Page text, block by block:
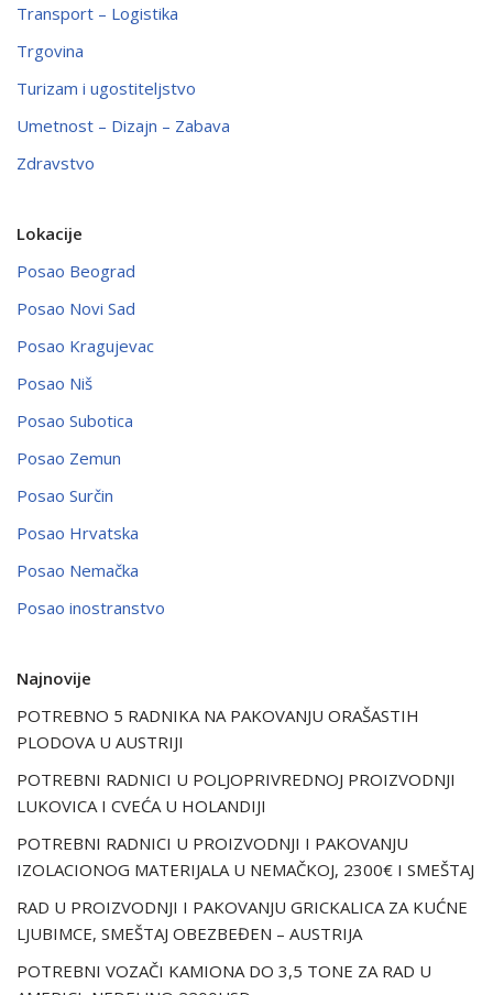
Transport – Logistika
Trgovina
Turizam i ugostiteljstvo
Umetnost – Dizajn – Zabava
Zdravstvo
Lokacije
Posao Beograd
Posao Novi Sad
Posao Kragujevac
Posao Niš
Posao Subotica
Posao Zemun
Posao Surčin
Posao Hrvatska
Posao Nemačka
Posao inostranstvo
Najnovije
POTREBNO 5 RADNIKA NA PAKOVANJU ORAŠASTIH
PLODOVA U AUSTRIJI
POTREBNI RADNICI U POLJOPRIVREDNOJ PROIZVODNJI
LUKOVICA I CVEĆA U HOLANDIJI
POTREBNI RADNICI U PROIZVODNJI I PAKOVANJU
IZOLACIONOG MATERIJALA U NEMAČKOJ, 2300€ I SMEŠTAJ
RAD U PROIZVODNJI I PAKOVANJU GRICKALICA ZA KUĆNE
LJUBIMCE, SMEŠTAJ OBEZBEĐEN – AUSTRIJA
POTREBNI VOZAČI KAMIONA DO 3,5 TONE ZA RAD U